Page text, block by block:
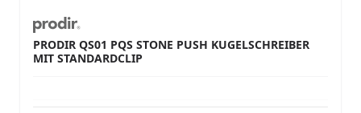
PRODIR QS01 PQS STONE PUSH KUGELSCHREIBER
MIT STANDARDCLIP